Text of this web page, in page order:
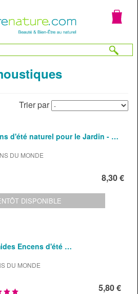
Trier par
d'été naturel pour le Jardin - …
DU MONDE
8,30 €
DISPONIBLE
Encens d'été …
DU MONDE
5,80 €